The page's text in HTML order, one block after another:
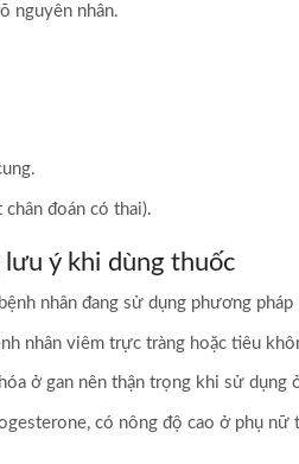
nguyên nhân.
chân đoán có thai).
lưu ý khi dùng thuốc
nhân đang sử dụng phương
nhân viêm trực tràng hoặc tiêu
ở gan nên thận trọng khi sử dụng
có nông độ cao ở phụ